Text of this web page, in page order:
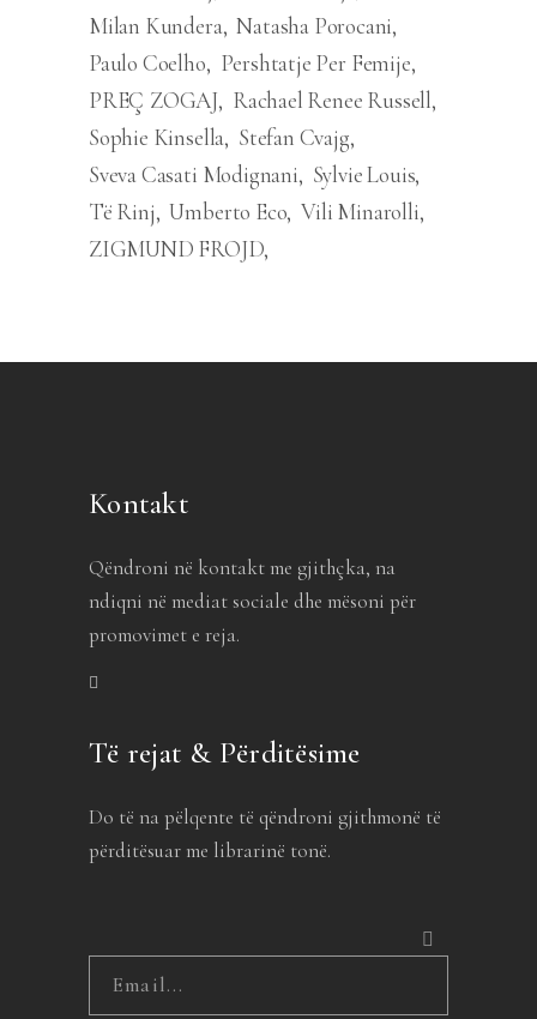
Milan Kundera Natasha Porocani
Paulo Coelho
Pershtatje Per Femije
PREÇ ZOGAJ
Rachael Renee Russell
Sophie Kinsella Stefan Cvajg
Sveva Casati Modignani
Sylvie Louis
Të Rinj Umberto Eco Vili Minarolli
ZIGMUND FROJD
Kontakt
Qëndroni në kontakt me gjithçka, na
ndiqni në mediat sociale dhe mësoni për
promovimet e reja.
Të rejat & Përditësime
Do të na pëlqente të qëndroni gjithmonë të
përditësuar me librarinë tonë.